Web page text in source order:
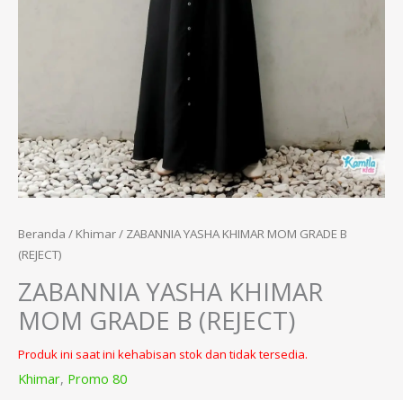
Beranda / Khimar/ ZABANNIA YASHA KHIMAR MOM GRADE B
(REJECT)
ZABANNIA YASHA KHIMAR
MOM GRADE B (REJECT)
Produk ini saat ini kehabisan stok dan tidak tersedia.
Khimar, Promo 80